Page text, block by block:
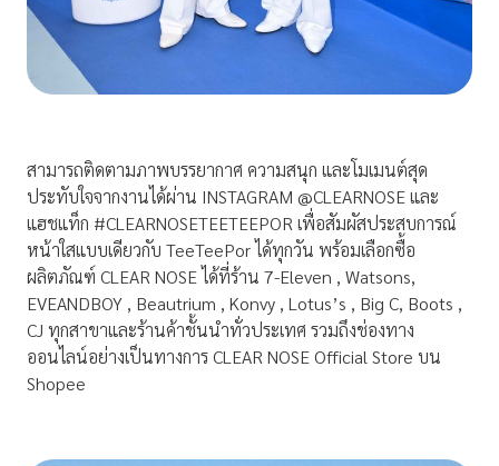
สามารถติดตามภาพบรรยากาศ ความสนุก และโมเมนต์สุด
ประทับใจจากงานได้ผ่าน INSTAGRAM @CLEARNOSE และ
แฮชแท็ก #CLEARNOSETEETEEPOR เพื่อสัมผัสประสบการณ์
หน้าใสแบบเดียวกับ TeeTeePor ได้ทุกวัน พร้อมเลือกซื้อ
ผลิตภัณฑ์ CLEAR NOSE ได้ที่ร้าน 7-Eleven , Watsons,
EVEANDBOY , Beautrium , Konvy , Lotus’s , Big C, Boots ,
CJ ทุกสาขาและร้านค้าชั้นนำทั่วประเทศ รวมถึงช่องทาง
ออนไลน์อย่างเป็นทางการ CLEAR NOSE Official Store บน
Shopee